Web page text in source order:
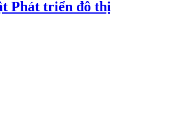
Phát triển đô thị